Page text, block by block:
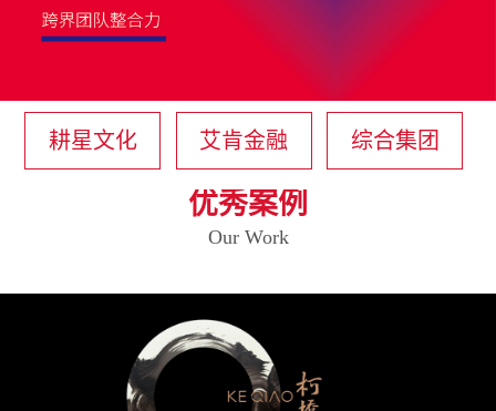
耕星文化 艾肯金融 综合集团
优秀案例
Our Work